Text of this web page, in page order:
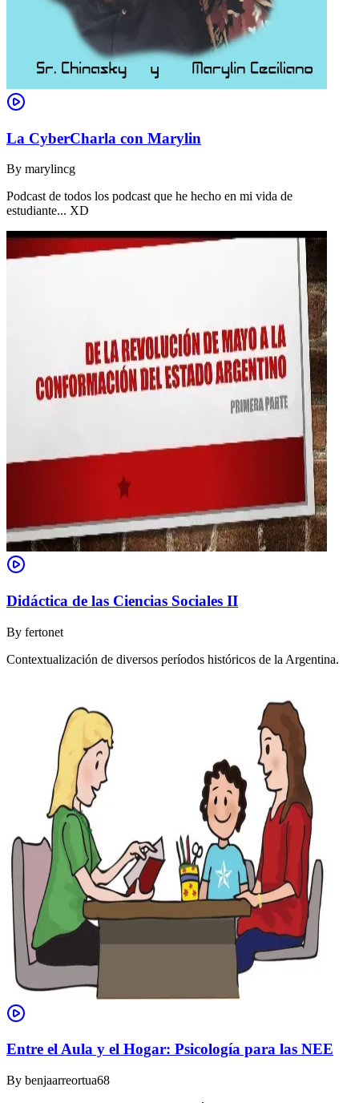
La CyberCharla con Marylin
By marylincg
Podcast de todos los podcast que he hecho en mi vida de
estudiante... XD
Didáctica de las Ciencias Sociales II
By fertonet
Contextualización de diversos períodos históricos de la Argentina.
Entre el Aula y el Hogar: Psicología para las NEE
By benjaarreortua68